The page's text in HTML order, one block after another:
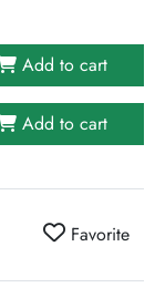
Add to cart
Add to cart
Favorite